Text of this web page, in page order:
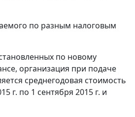
по разным налоговым
по новому
организация при подаче
среднегодовая стоимость
г. по 1 сентября 2015 г. и